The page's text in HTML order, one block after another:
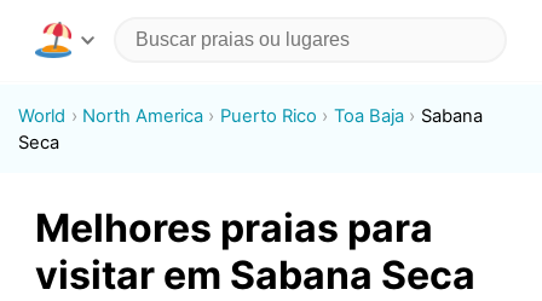
World North America Puerto Rico Toa Baja
Sabana
Seca
Melhores praias para
visitar em Sabana Seca